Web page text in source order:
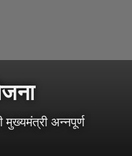
मुख्यमंत्री अन्नपूर्ण